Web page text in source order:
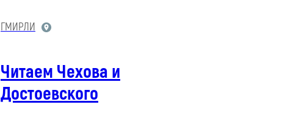
ГМИРЛИ
Читаем Чехова и
Достоевского